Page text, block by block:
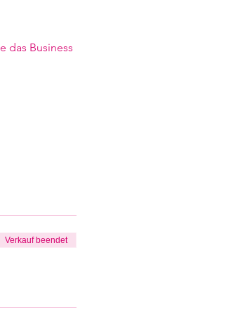
das Business
Verkauf beendet